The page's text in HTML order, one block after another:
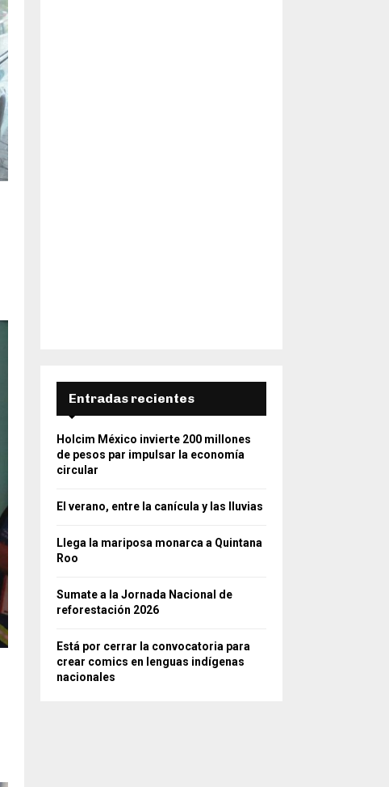
Entradas recientes
Holcim México invierte 200 millones
de pesos par impulsar la economía
circular
El verano, entre la canícula y las lluvias
Llega la mariposa monarca a Quintana
Roo
Sumate a la Jornada Nacional de
reforestación 2026
Está por cerrar la convocatoria para
crear comics en lenguas indígenas
nacionales